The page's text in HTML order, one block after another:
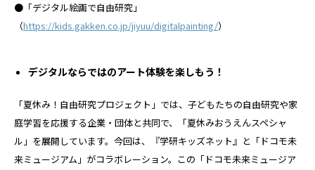
●「デジタル絵画で自由研究」
（https://kids.gakken.co.jp/jiyuu/digitalpainting/）
デジタルならではのアート体験を楽しもう！
「夏休み！自由研究プロジェクト」では、子どもたちの自由研究や家
庭学習を応援する企業・団体と共同で、「夏休みおうえんスペシャ
ル」を展開しています。今回は、『学研キッズネット』と「ドコモ未
来ミュージアム」がコラボレーション。この「ドコモ未来ミュージア